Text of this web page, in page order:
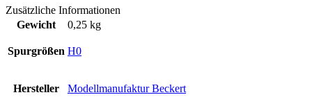
Zusätzliche Informationen
Gewicht
0,25 kg
Spurgrößen H0
Hersteller Modellmanufaktur Beckert